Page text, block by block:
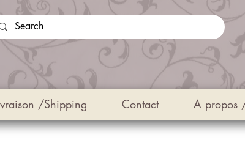
/Shipping Contact A propos